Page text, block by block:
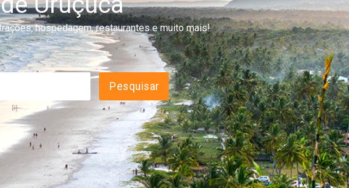
hospedagem, restaurantes e muito mais!
Pesquisar